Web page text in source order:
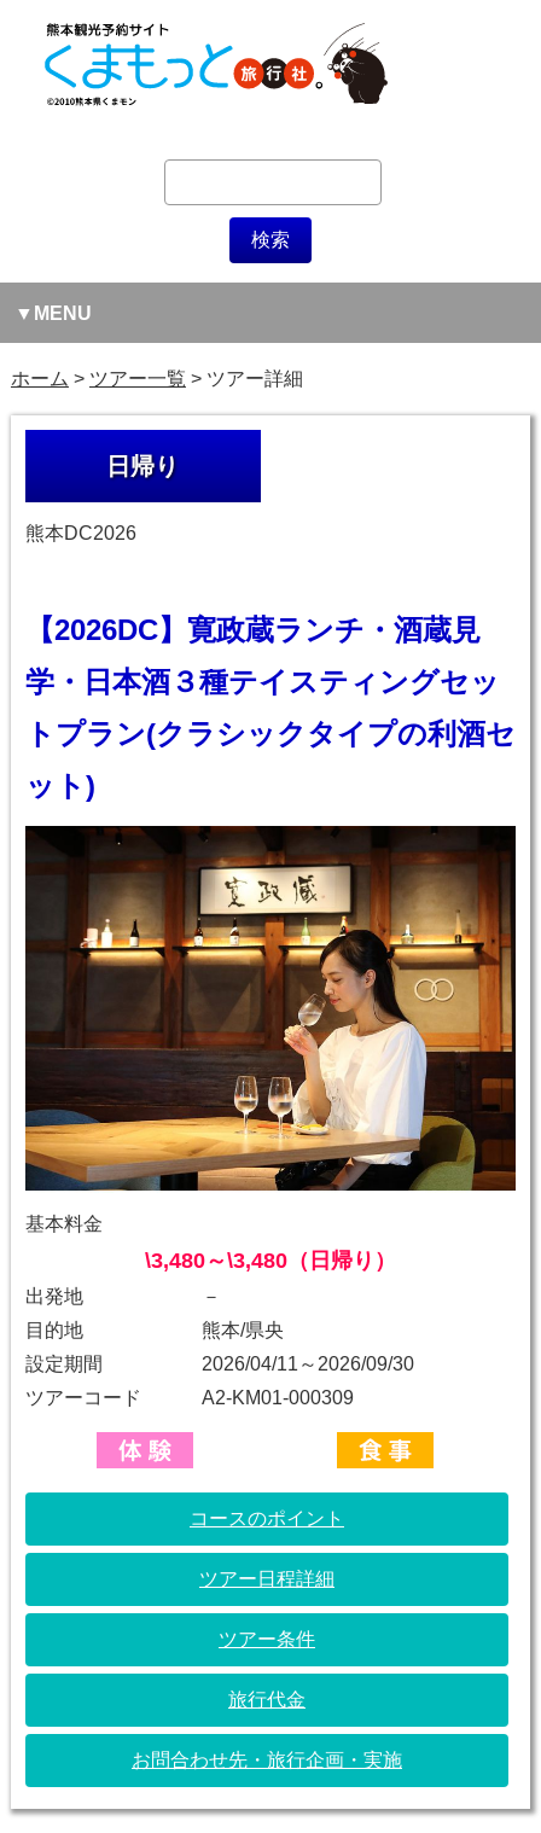
MENU
ホーム ツアー一覧 ツアー詳細
日帰り
熊本DC2026
【2026DC】寛政蔵ランチ・酒蔵見
学・日本酒３種テイスティングセッ
トプラン(クラシックタイプの利酒セ
ット)
基本料金
\3,480～\3,480（日帰り）
出発地
－
目的地
熊本/県央
設定期間
2026/04/11～2026/09/30
ツアーコード
A2-KM01-000309
コースのポイント
ツアー日程詳細
ツアー条件
旅行代金
お問合わせ先・旅行企画・実施